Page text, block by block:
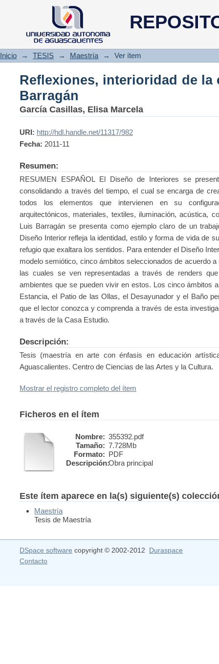
Reflexiones, interioridad de
Inicio → TESIS → Maestría → Ver ítem
Reflexiones, interioridad de la
Barragán
García Casillas, Elisa Marcela
URI: http://hdl.handle.net/11317/982
Fecha: 2011-11
Resumen:
RESUMEN ESPAÑOL El Diseño de Interiores se
consolidando a través del tiempo, el cual se encarga de
todos los elementos que intervienen en su
arquitectónicos, materiales, textiles, iluminación, acústica,
Luis Barragán se presenta como ejemplo claro de un
Diseño Interior refleja la identidad, estilo y forma de vida de
refugio que exaltara los sentidos. Para entender el Diseño
modelo semiótico, cinco ámbitos seleccionados de acuerdo
las cuales se ven representadas a través de renders
ambientes que se pueden vivir en estos. Los cinco ámbitos
Estancia, el Patio de las Ollas, el Desayunador y el Baño
que el lector conozca y comprenda a través de esta
a través de la Casa Estudio.
Descripción:
Tesis (maestría en arte con énfasis en educación
Aguascalientes. Centro de Ciencias de las Artes y la Cultura.
Mostrar el registro completo del ítem
Ficheros en el ítem
Nombre: 355392.pdf
Tamaño: 7.728Mb
Formato: PDF
Descripción:Obra principal
Este ítem aparece en la(s) siguiente(s)
Maestría
Tesis de Maestría
DSpace software copyright © 2002-2012 Duraspace
Contacto